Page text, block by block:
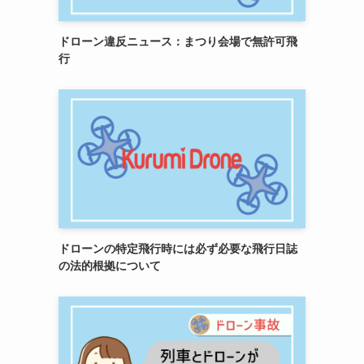
ドローン違反ニュース：まつり会場で無許可飛
行
ドローンの特定飛行時には必ず必要な飛行日誌
の法的根拠について